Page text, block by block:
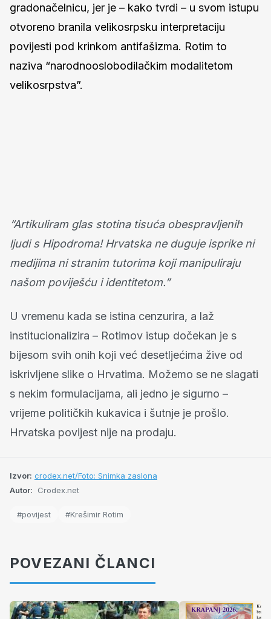
gradonačelnicu, jer je – kako tvrdi – u svom istupu
otvoreno branila velikosrpsku interpretaciju
povijesti pod krinkom antifašizma. Rotim to
naziva “narodnooslobodilačkim modalitetom
velikosrpstva”.
“Artikuliram glas stotina tisuća obespravljenih
ljudi s Hipodroma! Hrvatska ne duguje isprike ni
medijima ni stranim tutorima koji manipuliraju
našom poviješću i identitetom.”
U vremenu kada se istina cenzurira, a laž
institucionalizira – Rotimov istup dočekan je s
bijesom svih onih koji već desetljećima žive od
iskrivljene slike o Hrvatima. Možemo se ne slagati
s nekim formulacijama, ali jedno je sigurno –
vrijeme političkih kukavica i šutnje je prošlo.
Hrvatska povijest nije na prodaju.
Izvor: crodex.net/Foto: Snimka zaslona
Autor:
Crodex.net
#povijest #Krešimir Rotim
POVEZANI ČLANCI